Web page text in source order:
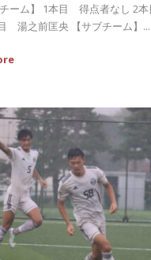
チーム】 1本目 得点者なし
湯之前匡央 【サブチーム】...